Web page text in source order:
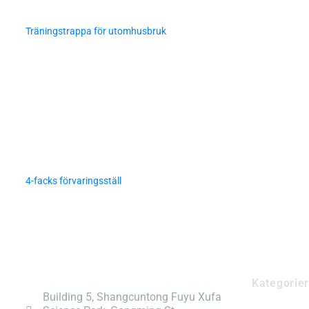
Träningstrappa för utomhusbruk
4-facks förvaringsställ
Building 5, Shangcuntong Fuyu Xufa
Kategorier